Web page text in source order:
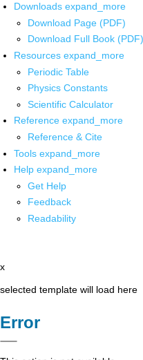
Downloads expand_more
Download Page (PDF)
Download Full Book (PDF)
Resources expand_more
Periodic Table
Physics Constants
Scientific Calculator
Reference expand_more
Reference & Cite
Tools expand_more
Help expand_more
Get Help
Feedback
Readability
x
selected template will load here
Error